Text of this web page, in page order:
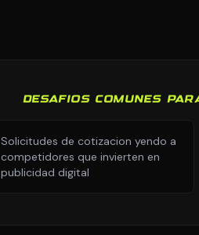
DESAFIOS COMUNES
Solicitudes de cotizacion yendo a
competidores que invierten en
publicidad digital